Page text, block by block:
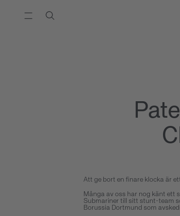
Att ge bort en finare klocka är
Många av oss har nog känt ett
Submariner till sitt stunt-team
Borussia Dortmund som